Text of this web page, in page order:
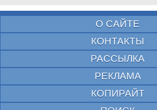
О САЙТЕ
КОНТАКТЫ
РАССЫЛКА
РЕКЛАМА
КОПИРАЙТ